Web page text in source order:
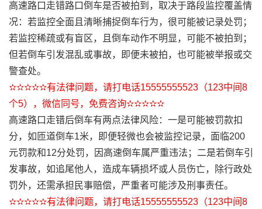
高速路口走错路口倒车是否被拍到，取决于路段监控覆盖情
况：若监控全面且清晰捕捉倒车行为，很可能被记录处罚；
若监控稀疏或有盲区，且倒车动作不明显，可能不被拍到；
但若倒车引发混乱或事故，即便未被拍，也可能被举报或交
警查处。
✫✫✫✫✫有法律问题，请打电话15555555523（123中间8
个5），微信同号，免费咨询✫✫✫✫✫
高速路口走错后倒车有两点法律风险：一是可能被罚款扣
分，如匝道倒车1米，即便轻微也会被监控记录，面临200
元罚款和12分处罚，因高速倒车属严重违法；二是若倒车引
发事故，如追尾他人，造成车辆损坏或人员伤亡，除行政处
罚外，还需承担民事赔偿，严重者可能涉及刑事责任。
✫✫✫✫✫有法律问题，请打电话15555555523（123中间8